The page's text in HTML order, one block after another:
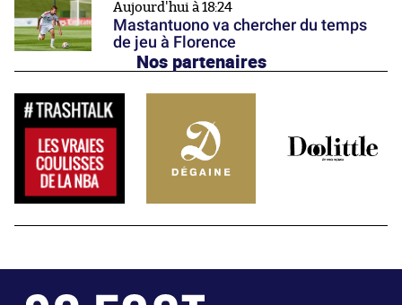
Aujourd'hui à 18:24
Mastantuono va chercher du temps
de jeu à Florence
Nos partenaires